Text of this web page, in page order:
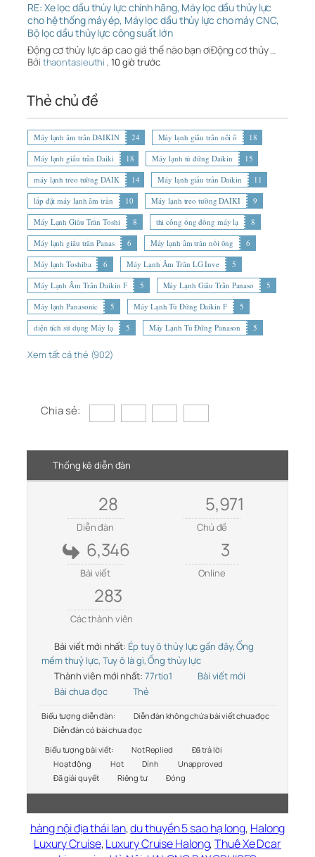
RE: Xe lọc dầu thủy lực chính hãng, Máy lọc dầu thủy lực
cho hệ thống máy ép, Máy lọc dầu thủy lực cho máy CNC,
Bộ lọc dầu thủy lực công suất lớn
Động cơ thủy lực áp cao giá thế nào bạn ơiĐộng cơ thủy …
Bởi thaontasieuthi , 10 giờ trước
Thẻ chủ đề
Máy lạnh âm trần DAIKIN 24 Máy lạnh giấu trần nối ố
18
Máy lạnh giấu trần Daiki
18 Máy lạnh tủ đứng Daikin
15
máy lạnh treo tường DAIK
14 Máy lạnh giấu trần Daikin
11
lắp đặt máy lạnh âm trần
10 Máy lạnh treo tường DAIKI
9
Máy Lạnh Giấu Trần Toshi
8 thi công ống đồng máy lạ
8
Máy lạnh giấu trần Panas
6 Máy lạnh âm trần nối ống
6
Máy lạnh Toshiba
6 Máy Lạnh Âm Trần LG Inve
5
Máy Lạnh Âm Trần Daikin F
5 Máy Lạnh Giấu Trần Panaso
5
Máy lạnh Panasonic
5 Máy Lạnh Tủ Đứng Daikin F
5
diện tích sử dụng Máy lạ
5 Máy Lạnh Tủ Đứng Panason 5
Xem tất cả thẻ (902)
Chia sẻ:
Thống kê diễn đàn
28
Diễn đàn
5,971
Chủ đề
6,346
Bài viết
3
Online
283
Các thành viên
Bài viết mới nhất: Ép tuy ô thủy lực gần đây, Ống
mềm thuỷ lực, Tuy ô là gì, Ống thủy lực
Thành viên mới nhất: 77rtio1
Bài viết mới
Bài chưa đọc
Thẻ
Biểu tượng diễn đàn:
Diễn đàn không chứa bài viết chưa đọc
Diễn đàn có bài chưa đọc
Biểu tượng bài viết:
Not Replied
Đã trả lời
Hoạt động
Hot Dính
Unapproved
Đã giải quyết
Riêng tư Đóng
hàng nội địa thái lan,du thuyền 5 sao hạ long, Halong
Luxury Cruise,Luxury Cruise Halong,Thuê Xe Dcar